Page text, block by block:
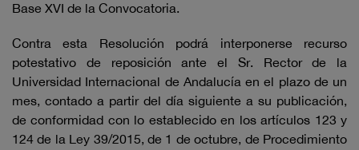
Base XVI de la Convocatoria.
Contra esta Resolución podrá interponerse recurso
potestativo de reposición ante el Sr. Rector de la
Universidad Internacional de Andalucía en el plazo de un
mes, contado a partir del día siguiente a su publicación,
de conformidad con lo establecido en los artículos 123 y
124 de la Ley 39/2015, de 1 de octubre, de Procedimiento